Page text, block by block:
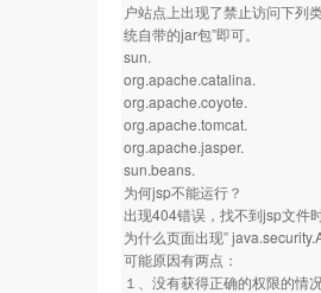
户站点上出现了禁止访问下列
统自带的jar包”即可。
sun.
org.apache.catalina.
org.apache.coyote.
org.apache.tomcat.
org.apache.jasper.
sun.beans.
为何jsp不能运行？
出现404错误，找不到jsp文件
为什么页面出现”
可能原因有两点：
１、没有获得正确的权限的情